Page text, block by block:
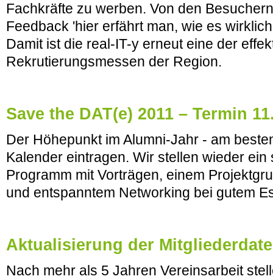
Fachkräfte zu werben. Von den
Feedback 'hier erfährt man, wie es
Damit ist die real-IT-y erneut eine der
Rekrutierungsmessen der Region.
Save the DAT(e) 2011 – Termin
Der Höhepunkt im Alumni-Jahr - am
Kalender eintragen. Wir stellen wieder ein
Programm mit Vorträgen, einem
und entspanntem Networking bei gutem
Aktualisierung der
Nach mehr als 5 Jahren Vereinsarbeit